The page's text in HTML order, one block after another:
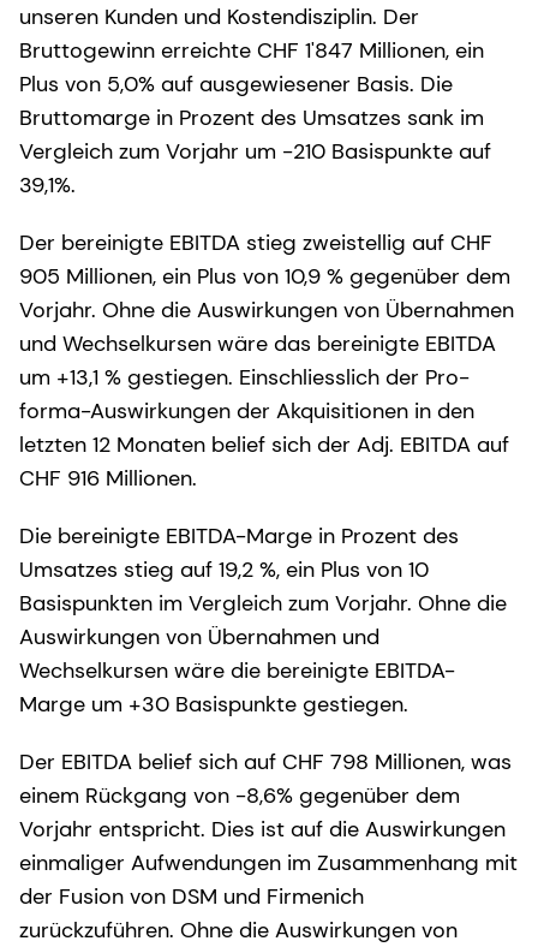
unseren Kunden und Kostendisziplin. Der
Bruttogewinn erreichte CHF 1'847 Millionen, ein
Plus von 5,0% auf ausgewiesener Basis. Die
Bruttomarge in Prozent des Umsatzes sank im
Vergleich zum Vorjahr um -210 Basispunkte auf
39,1%.
Der bereinigte EBITDA stieg zweistellig auf CHF
905 Millionen, ein Plus von 10,9 % gegenüber dem
Vorjahr. Ohne die Auswirkungen von Übernahmen
und Wechselkursen wäre das bereinigte EBITDA
um +13,1 % gestiegen. Einschliesslich der Pro-
forma-Auswirkungen der Akquisitionen in den
letzten 12 Monaten belief sich der Adj. EBITDA auf
CHF 916 Millionen.
Die bereinigte EBITDA-Marge in Prozent des
Umsatzes stieg auf 19,2 %, ein Plus von 10
Basispunkten im Vergleich zum Vorjahr. Ohne die
Auswirkungen von Übernahmen und
Wechselkursen wäre die bereinigte EBITDA-
Marge um +30 Basispunkte gestiegen.
Der EBITDA belief sich auf CHF 798 Millionen, was
einem Rückgang von -8,6% gegenüber dem
Vorjahr entspricht. Dies ist auf die Auswirkungen
einmaliger Aufwendungen im Zusammenhang mit
der Fusion von DSM und Firmenich
zurückzuführen. Ohne die Auswirkungen von